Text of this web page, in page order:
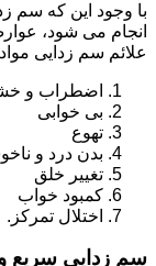
با وجود این که سم
انجام می شود،
علائم سم زدایی
اضطراب و
بی خوابی
تهوع
بدن درد و
تغییر خلق
کمبود خواب
اختلال تمرکز.
سم زدایی سریع